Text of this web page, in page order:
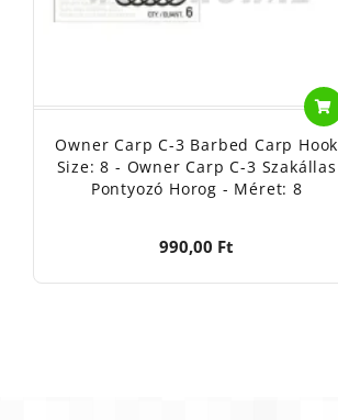
Owner Carp C-3 Barbed Carp Hook
Size: 8 - Owner Carp C-3 Szakállas
Pontyozó Horog - Méret: 8
990,00 Ft